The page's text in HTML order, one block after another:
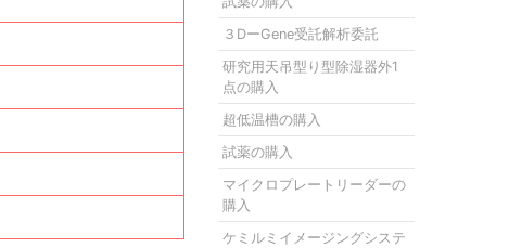
３DーGene受託解析委託
研究用天吊型り型除湿器外1
点の購入
超低温槽の購入
試薬の購入
マイクロプレートリーダーの
購入
ケミルミイメージングシステ